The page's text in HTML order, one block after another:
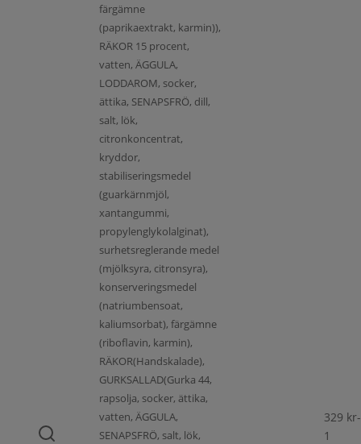
färgämne
(paprikaextrakt, karmin)),
RÄKOR 15 procent,
vatten, ÄGGULA,
LODDAROM, socker,
ättika, SENAPSFRÖ, dill,
salt, lök,
citronkoncentrat,
kryddor,
stabiliseringsmedel
(guarkärnmjöl,
xantangummi,
propylenglykolalginat),
surhetsreglerande medel
(mjölksyra, citronsyra),
konserveringsmedel
(natriumbensoat,
kaliumsorbat), färgämne
(riboflavin, karmin),
RÄKOR(Handskalade),
GURKSALLAD(Gurka 44,
rapsolja, socker, ättika,
vatten, ÄGGULA,
SENAPSFRÖ, salt, lök,
329 kr-
1